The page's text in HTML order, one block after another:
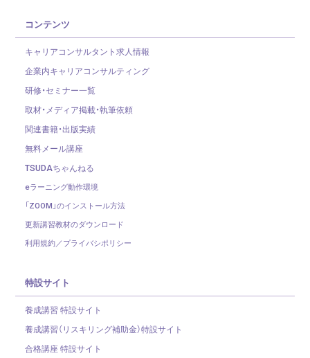
コンテンツ
キャリアコンサルタント求人情報
企業内キャリアコンサルティング
研修・セミナー一覧
取材・メディア掲載・執筆依頼
関連書籍・出版実績
無料メール講座
TSUDAちゃんねる
eラーニング動作環境
「ZOOM」のインストール方法
更新講習教材のダウンロード
利用規約／プライバシポリシー
特設サイト
養成講習 特設サイト
養成講習（リスキリング補助金）特設サイト
合格講座 特設サイト